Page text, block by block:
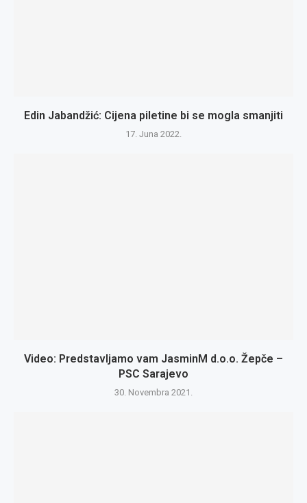
Edin Jabandžić: Cijena piletine bi se mogla smanjiti
17. Juna 2022.
Video: Predstavljamo vam JasminM d.o.o. Žepče –
PSC Sarajevo
30. Novembra 2021.